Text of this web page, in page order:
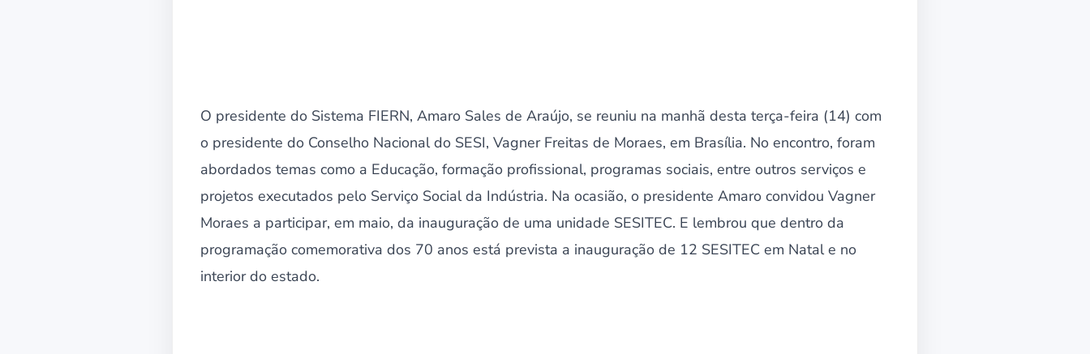
O presidente do Sistema FIERN, Amaro Sales de Araújo, se reuniu na manhã desta terça-feira (14) com
o presidente do Conselho Nacional do SESI, Vagner Freitas de Moraes, em Brasília. No encontro, foram
abordados temas como a Educação, formação profissional, programas sociais, entre outros serviços e
projetos executados pelo Serviço Social da Indústria. Na ocasião, o presidente Amaro convidou Vagner
Moraes a participar, em maio, da inauguração de uma unidade SESITEC. E lembrou que dentro da
programação comemorativa dos 70 anos está prevista a inauguração de 12 SESITEC em Natal e no
interior do estado.